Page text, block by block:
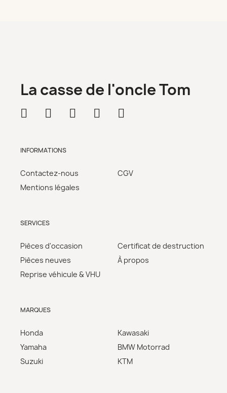
La casse de l'oncle Tom
INFORMATIONS
Contactez-nous
Mentions légales
CGV
SERVICES
Pièces d'occasion
Pièces neuves
Reprise véhicule & VHU
Certificat de destruction
À propos
MARQUES
Honda
Yamaha
Suzuki
Kawasaki
BMW Motorrad
KTM